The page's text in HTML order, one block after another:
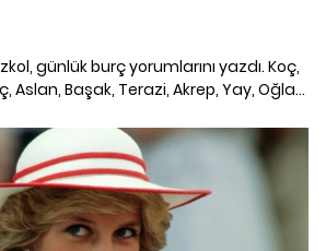
günlük burç yorumlarını yazdı. Koç,
Aslan, Başak, Terazi, Akrep, Yay, Oğlak,
burç, yükselen burç, burç uyumu,
astroloji haberleri burçların dikkat
ve merak edilenler...